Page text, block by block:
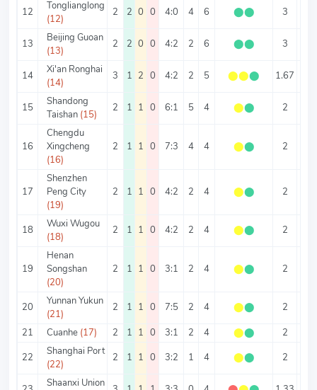
12
Tonglianglong
(12)
2 2 0 0 4:0 4 6 ⬤⬤ 3
13
Beijing Guoan
(13)
2 2 0 0 4:2 2 6 ⬤⬤ 3
14
Xi'an Ronghai
(14)
3 1 2 0 4:2 2 5 ⬤⬤⬤ 1.67
15
Shandong
Taishan (15)
2 1 1 0 6:1 5 4 ⬤⬤ 2
16
Chengdu
Xingcheng
(16)
2 1 1 0 7:3 4 4 ⬤⬤ 2
17
Shenzhen
Peng City
(19)
2 1 1 0 4:2 2 4 ⬤⬤ 2
18
Wuxi Wugou
(18)
2 1 1 0 4:2 2 4 ⬤⬤ 2
19
Henan
Songshan
(20)
2 1 1 0 3:1 2 4 ⬤⬤ 2
20
Yunnan Yukun
(21)
2 1 1 0 7:5 2 4 ⬤⬤ 2
21
Cuanhe (17) 2 1 1 0 3:1 2 4 ⬤⬤ 2
22
Shanghai Port
(22)
2 1 1 0 3:2 1 4 ⬤⬤ 2
Shaanxi Union